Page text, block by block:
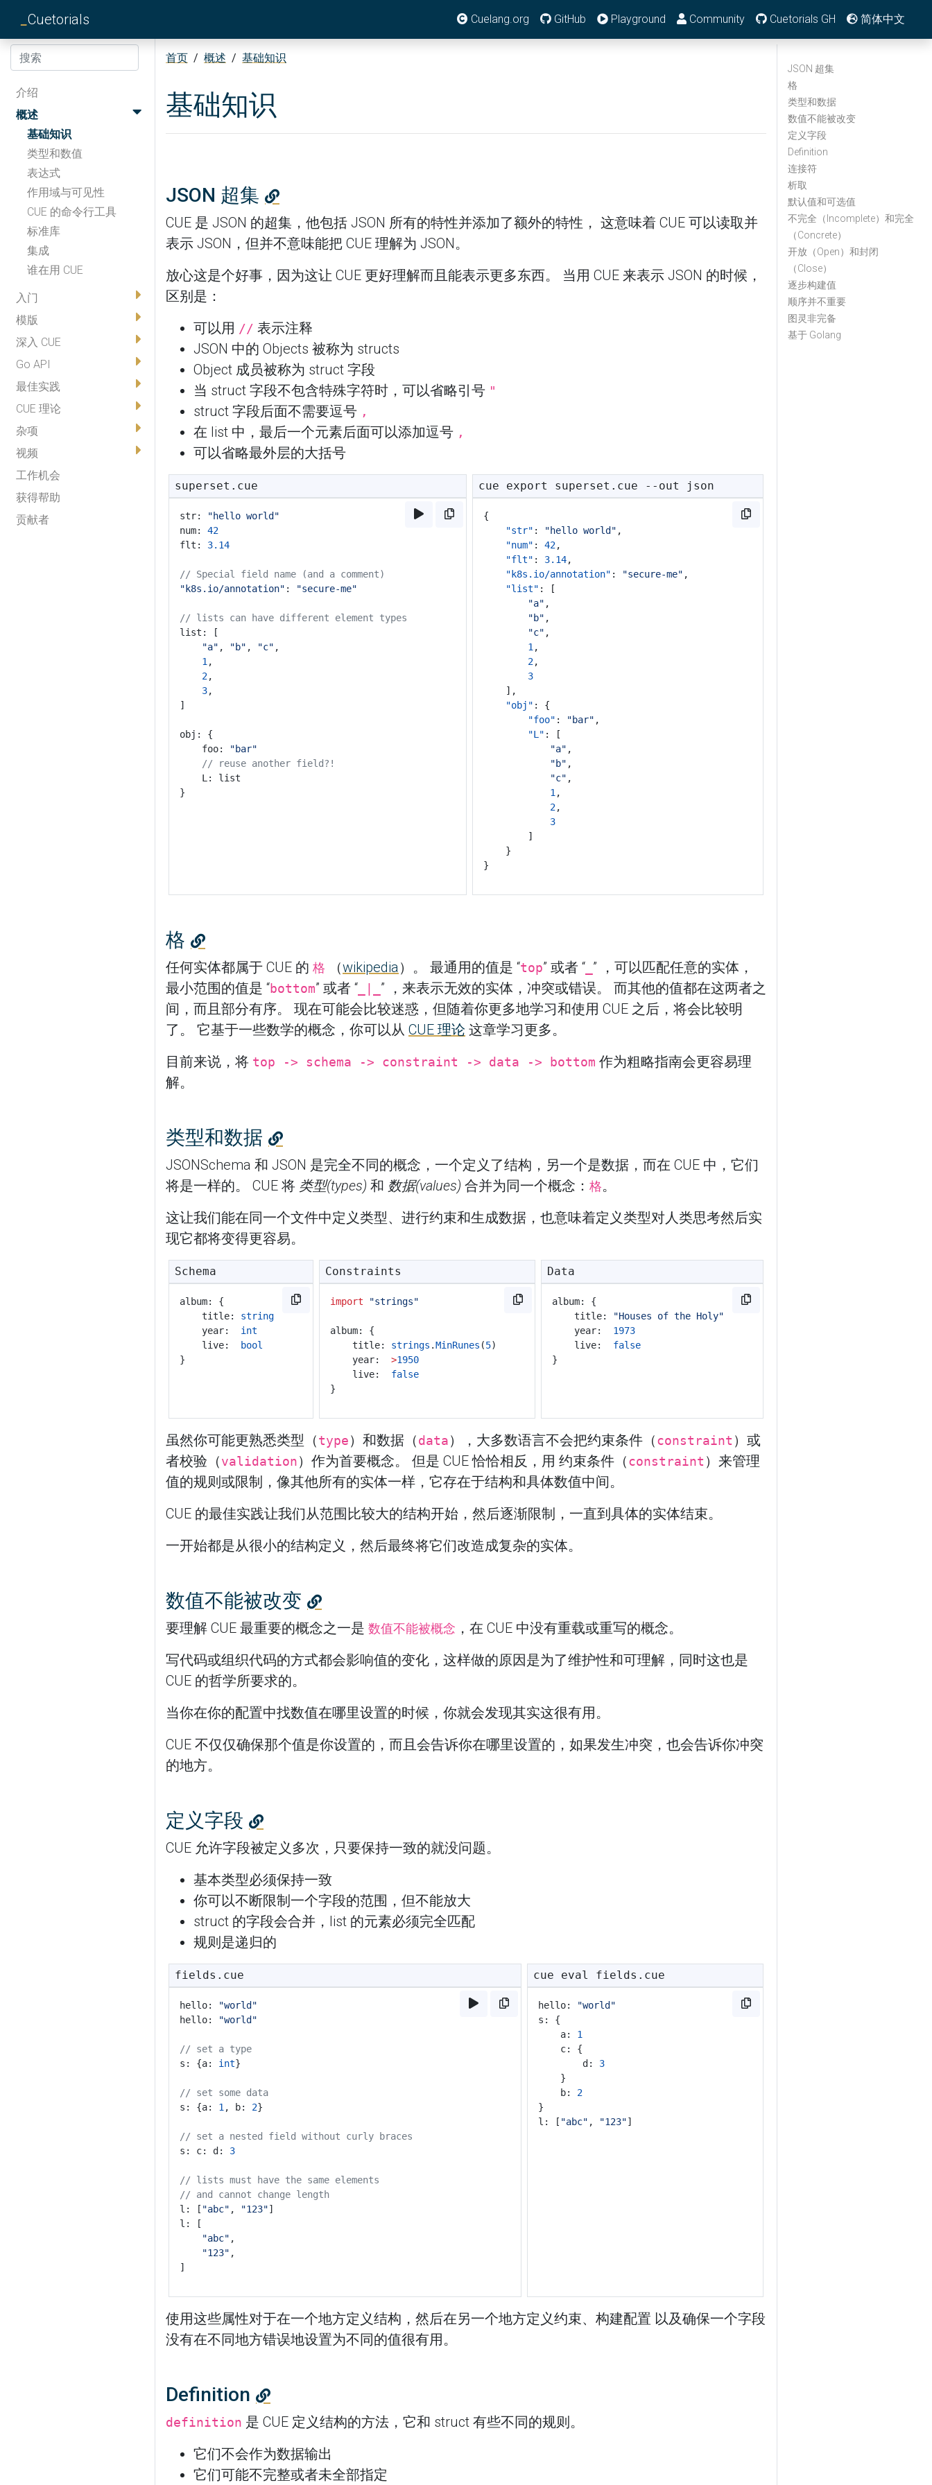
Cuetorials Cuelang.org GitHub Playground Community Cuetorials GH 简体中文
介绍
概述
基础知识
类型和数值
表达式
作用域与可见性
CUE 的命令行工具
标准库
集成
谁在用 CUE
入门
模版
深入 CUE
Go API
最佳实践
CUE 理论
杂项
视频
工作机会
获得帮助
贡献者
JSON 超集
格
类型和数据
数值不能被改变
定义字段
Definition
连接符
析取
默认值和可选值
不完全（Incomplete）和完全
（Concrete）
开放（Open）和封闭
（Close）
逐步构建值
顺序并不重要
图灵非完备
基于 Golang
首页 / 概述 / 基础知识
基础知识
JSON 超集
CUE 是 JSON 的超集，他包括 JSON 所有的特性并添加了额外的特性， 这意味着 CUE 可以读取并
表示 JSON，但并不意味能把 CUE 理解为 JSON。
放心这是个好事，因为这让 CUE 更好理解而且能表示更多东西。 当用 CUE 来表示 JSON 的时候，
区别是：
可以用 // 表示注释
JSON 中的 Objects 被称为 structs
Object 成员被称为 struct 字段
当 struct 字段不包含特殊字符时，可以省略引号 "
struct 字段后面不需要逗号 ,
在 list 中，最后一个元素后面可以添加逗号 ,
可以省略最外层的大括号
superset.cue
str:
"hello world"
num: 42
flt: 3.14
// Special field name (and a comment)
"k8s.io/annotation" : "secure-me"
// lists can have different element types
list: [
"a" , "b" , "c" ,
1 ,
2,
3,
]
obj: {
	foo:
"bar"
// reuse another field?!
	L: list
}
cue export superset.cue --out json
{
"str" : "hello world" ,
"num" : 42,
"flt" : 3.14,
"k8s.io/annotation" : "secure-me" ,
"list" :
[
"a" ,
"b" ,
"c" ,
1 ,
2,
3
],
"obj" :
{
"foo" : "bar" ,
"L" :
[
"a" ,
"b" ,
"c" ,
1 ,
2,
3
]
}
}
格
任何实体都属于 CUE 的 格 （wikipedia）。 最通用的值是 “top” 或者 “ ” ，可以匹配任意的实体，
最小范围的值是 “bottom” 或者 “
” ，来表示无效的实体，冲突或错误。 而其他的值都在这两者之
间，而且部分有序。 现在可能会比较迷惑，但随着你更多地学习和使用 CUE 之后，将会比较明
了。 它基于一些数学的概念，你可以从 CUE 理论 这章学习更多。
目前来说，将 top -> schema -> constraint -> data -> bottom 作为粗略指南会更容易理
解。
类型和数据
JSONSchema 和 JSON 是完全不同的概念，一个定义了结构，另一个是数据，而在 CUE 中，它们
将是一样的。 CUE 将 类型(types) 和 数据(values) 合并为同一个概念： 格。
这让我们能在同一个文件中定义类型、进行约束和生成数据，也意味着定义类型对人类思考然后实
现它都将变得更容易。
Schema
album: {
	title:
string
	year:
int
	live:
bool
}
Constraints
import "strings"
album: {
	title:
strings .MinRunes (5)
	year:
>1950
	live:
false
}
Data
album: {
	title:
"Houses of the Holy"
	year:
1973
	live:
false
}
虽然你可能更熟悉类型（ type ）和数据（ data ），大多数语言不会把约束条件（ constraint ）或
者校验（ validation ）作为首要概念。 但是 CUE 恰恰相反，用 约束条件（ constraint ）来管理
值的规则或限制，像其他所有的实体一样，它存在于结构和具体数值中间。
CUE 的最佳实践让我们从范围比较大的结构开始，然后逐渐限制，一直到具体的实体结束。
一开始都是从很小的结构定义，然后最终将它们改造成复杂的实体。
数值不能被改变
要理解 CUE 最重要的概念之一是 数值不能被概念 ，在 CUE 中没有重载或重写的概念。
写代码或组织代码的方式都会影响值的变化，这样做的原因是为了维护性和可理解，同时这也是
CUE 的哲学所要求的。
当你在你的配置中找数值在哪里设置的时候，你就会发现其实这很有用。
CUE 不仅仅确保那个值是你设置的，而且会告诉你在哪里设置的，如果发生冲突，也会告诉你冲突
的地方。
定义字段
CUE 允许字段被定义多次，只要保持一致的就没问题。
基本类型必须保持一致
你可以不断限制一个字段的范围，但不能放大
struct 的字段会合并，list 的元素必须完全匹配
规则是递归的
fields.cue
hello:
"world"
hello:
"world"
// set a type
s: {a: int}
// set some data
s: {a: 1 , b: 2}
// set a nested field without curly braces
s: c: d: 3
// lists must have the same elements
// and cannot change length
l: [ "abc" , "123"]
l: [
"abc" ,
"123" ,
]
cue eval fields.cue
hello:
"world"
s: {
	a:
1
	c: {
		d:
3
	}
	b:
2
}
l: [ "abc" , "123"]
使用这些属性对于在一个地方定义结构，然后在另一个地方定义约束、构建配置 以及确保一个字段
没有在不同地方错误地设置为不同的值很有用。
Definition
definition 是 CUE 定义结构的方法，它和 struct 有些不同的规则。
它们不会作为数据输出
它们可能不完整或者未全部指定